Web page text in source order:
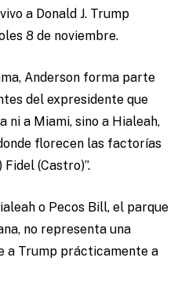
a Donald J. Trump
8 de noviembre.
Anderson forma parte
del expresidente que
ni a Miami, sino a Hialeah,
florecen las factorías
(Castro)”.
o Pecos Bill, el parque
no representa una
a Trump prácticamente a